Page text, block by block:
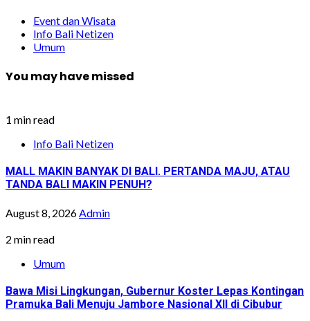
Event dan Wisata
Info Bali Netizen
Umum
You may have missed
1 min read
Info Bali Netizen
MALL MAKIN BANYAK DI BALI. PERTANDA MAJU, ATAU
TANDA BALI MAKIN PENUH?
August 8, 2026 Admin
2 min read
Umum
Bawa Misi Lingkungan, Gubernur Koster Lepas Kontingan
Pramuka Bali Menuju Jambore Nasional XII di Cibubur